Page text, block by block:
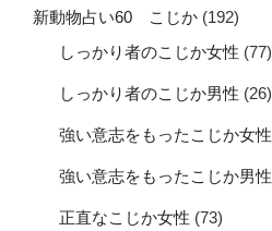
新動物占い60 こじか (192)
しっかり者のこじか女性 (77)
しっかり者のこじか男性 (26)
強い意志をもったこじか女性
強い意志をもったこじか男性
正直なこじか女性 (73)